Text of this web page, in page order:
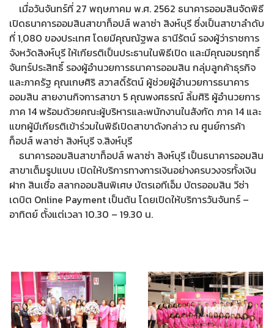
เมื่อวันจันทร์ที่ 27 พฤษภาคม พ.ศ. 2562 ธนาคารออมสินจัดพิธี
เปิดธนาคารออมสินสาขาท็อปส์ พลาซ่า สิงห์บุรี ซึ่งเป็นสาขาลำดับ
ที่ 1,080 ของประเทศ โดยมีคุณณัฐพล ธานีรัตน์ รองผู้ว่าราชการ
จังหวัดสิงห์บุรี ให้เกียรติเป็นประธานในพิธีเปิด และมีคุณอมรฤทธิ์
จันทร์ประสิทธิ์ รองผู้อำนวยการธนาคารออมสิน กลุ่มลูกค้าธุรกิจ
และภาครัฐ คุณเกษศิริ สวาสดิ์รัตน์ ผู้ช่วยผู้อำนวยการธนาคาร
ออมสิน สายงานกิจการสาขา 5 คุณพงศธรณ์ ลิ้มศิริ ผู้อำนวยการ
ภาค 14 พร้อมด้วยคณะผู้บริหารและพนักงานในสังกัด ภาค 14 และ
แขกผู้มีเกียรติเข้าร่วมในพิธีเปิดสาขาดังกล่าว ณ ศูนย์การค้า
ท็อปส์ พลาซ่า สิงห์บุรี จ.สิงห์บุรี
ธนาคารออมสินสาขาท็อปส์ พลาซ่า สิงห์บุรี เป็นธนาคารออมสิน
สาขาเต็มรูปแบบ เปิดให้บริการทางการเงินอย่างครบวงจรทั้งเงิน
ฝาก สินเชื่อ สลากออมสินพิเศษ บัตรเอทีเอ็ม บัตรออมสิน วีซ่า
เดบิต Online Payment เป็นต้น โดยเปิดให้บริการวันจันทร์ –
อาทิตย์ ตั้งแต่เวลา 10.30 – 19.30 น.